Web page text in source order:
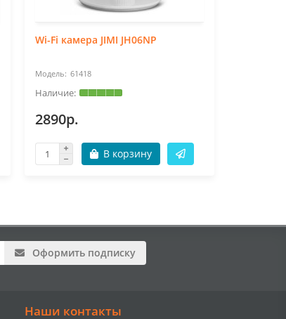
Wi-Fi камера JIMI JH06NP
61418
2890р.
В корзину
Оформить подписку
Наши контакты